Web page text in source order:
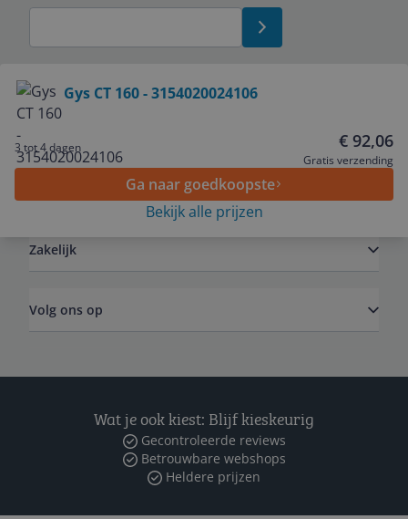
Gys CT 160 - 3154020024106
3 tot 4 dagen € 92,06
Gratis verzending
Ga naar goedkoopste
Bekijk alle prijzen
Zakelijk
Volg ons op
Wat je ook kiest: Blijf kieskeurig
Gecontroleerde reviews
Betrouwbare webshops
Heldere prijzen